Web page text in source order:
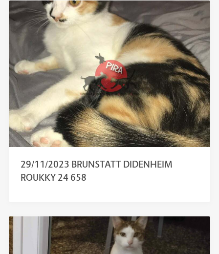
29/11/2023 BRUNSTATT DIDENHEIM
ROUKKY 24 658